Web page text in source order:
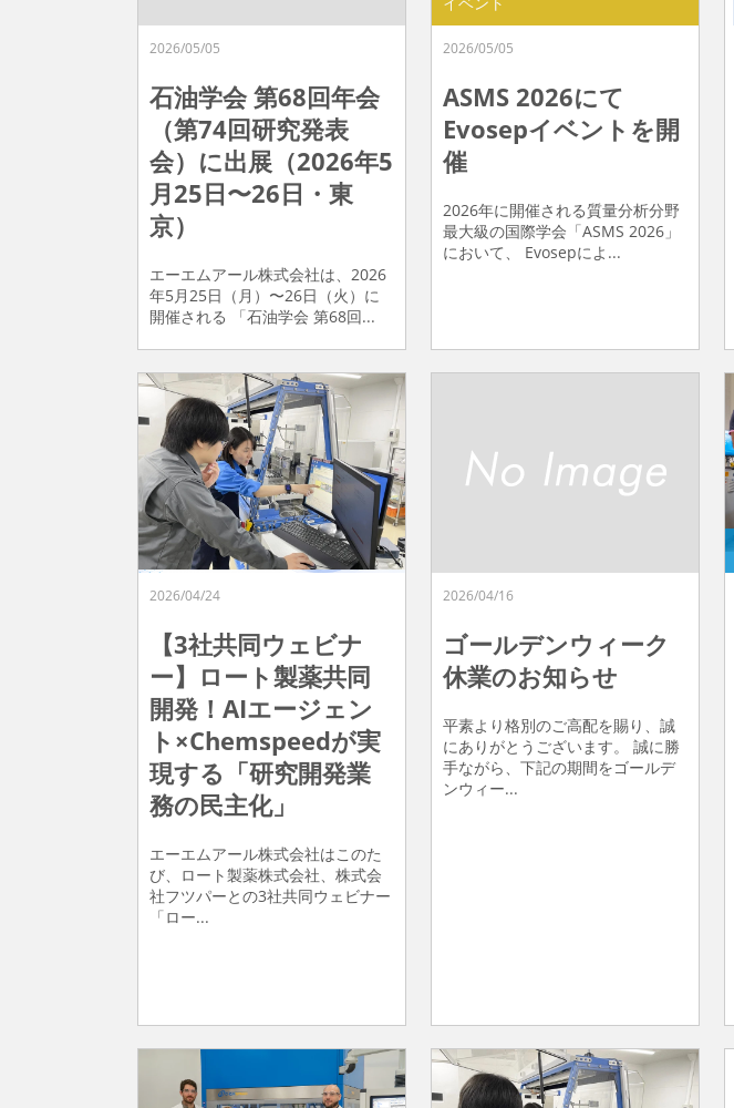
2026/05/05
石油学会 第68回年会
（第74回研究発表
会）に出展（2026年5
月25日〜26日・東
京）
エーエムアール株式会社は、2026
年5月25日（月）〜26日（火）に
開催される 「石油学会 第68回...
2026/05/05
ASMS 2026にて
Evosepイベントを開
催
2026年に開催される質量分析分野
最大級の国際学会「ASMS 2026」
において、 Evosepによ...
2026/04/24
【3社共同ウェビナ
ー】ロート製薬共同
開発！AIエージェン
ト×Chemspeedが実
現する「研究開発業
務の民主化」
エーエムアール株式会社はこのた
び、ロート製薬株式会社、株式会
社フツパーとの3社共同ウェビナー
「ロー...
2026/04/16
ゴールデンウィーク
休業のお知らせ
平素より格別のご高配を賜り、誠
にありがとうございます。 誠に勝
手ながら、下記の期間をゴールデ
ンウィー...